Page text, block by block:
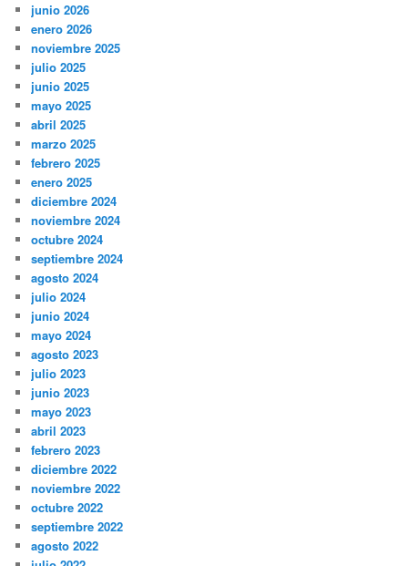
junio 2026
enero 2026
noviembre 2025
julio 2025
junio 2025
mayo 2025
abril 2025
marzo 2025
febrero 2025
enero 2025
diciembre 2024
noviembre 2024
octubre 2024
septiembre 2024
agosto 2024
julio 2024
junio 2024
mayo 2024
agosto 2023
julio 2023
junio 2023
mayo 2023
abril 2023
febrero 2023
diciembre 2022
noviembre 2022
octubre 2022
septiembre 2022
agosto 2022